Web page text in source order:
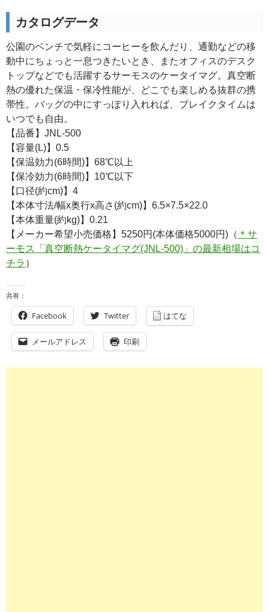
カタログデータ
公園のベンチで気軽にコーヒーを飲んだり、通勤などの移
動中にちょっと一息つきたいとき、またオフィスのデスク
トップなどでも活躍するサーモスのケータイマグ。真空断
熱の優れた保温・保冷性能が、どこでも楽しめる抜群の携
帯性。バッグの中にすっぽり入れれば、ブレイクタイムは
いつでも自由。
【品番】JNL-500
【容量(L)】0.5
【保温効力(6時間)】68℃以上
【保冷効力(6時間)】10℃以下
【口径(約cm)】4
【本体寸法/幅x奥行x高さ(約cm)】6.5×7.5×22.0
【本体重量(約kg)】0.21
【メーカー希望小売価格】5250円(本体価格5000円)（ ＊サ
ーモス「真空断熱ケータイマグ(JNL-500)」の最新相場はコ
チラ ）
共有：
Facebook Twitter はてな
メールアドレス 印刷